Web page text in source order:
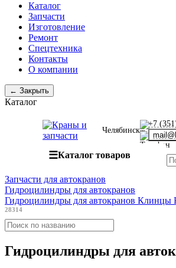
Каталог
Запчасти
Изготовление
Ремонт
Спецтехника
Контакты
О компании
← Закрыть
Каталог
Челябинск
+7
☰Каталог товаров
Запчасти для автокранов
Гидроцилиндры для автокранов
Гидроцилиндры для автокранов
28314
Гидроцилиндры для